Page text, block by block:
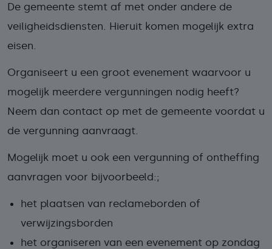
De gemeente stemt af met onder andere de
veiligheidsdiensten. Hieruit komen mogelijk extra
eisen.
Organiseert u een groot evenement waarvoor u
mogelijk meerdere vergunningen nodig heeft?
Neem dan contact op met de gemeente voordat u
de vergunning aanvraagt.
Mogelijk moet u ook een vergunning of ontheffing
aanvragen voor bijvoorbeeld:;
het plaatsen van reclameborden of
verwijzingsborden
het organiseren van een evenement op zondag